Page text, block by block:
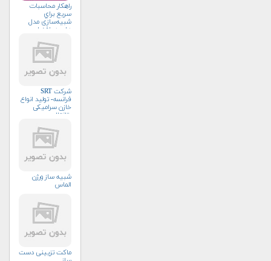
راهکار محاسبات
سريع براي
شبیه‌سازی مدل
های هوافضا
شرکت SRT
فرانسه- تولید انواع
خازن سرامیکی
وتانتال
شبیه ساز ورژن
الماس
ماکت تزیینی دست